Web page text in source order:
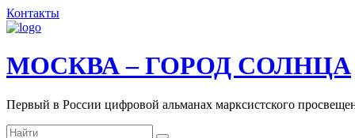
Контакты
МОСКВА – ГОРОД СОЛНЦА
Первый в России цифровой альманах марксистского